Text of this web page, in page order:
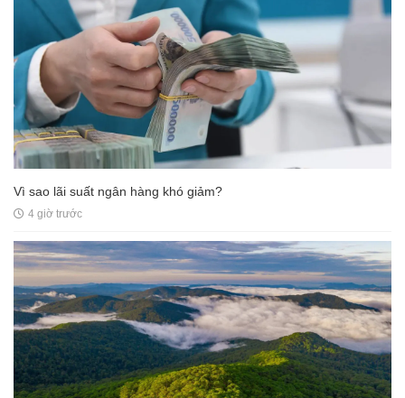
Vì sao lãi suất ngân hàng khó giảm?
4 giờ trước